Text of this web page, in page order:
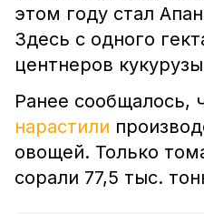
этом году стал
Здесь с одного
центнеров
Ранее сообщалось,
нарастили
овощей. Только
сорали 77,5 тыс.